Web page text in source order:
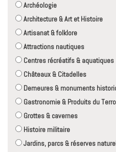
Archéologie
Architecture & Art et Histoire
Artisanat & folklore
Attractions nautiques
Centres récréatifs & aquatiques
Châteaux & Citadelles
Demeures & monuments
Gastronomie & Produits du
Grottes & cavernes
Histoire militaire
Jardins, parcs & réserves